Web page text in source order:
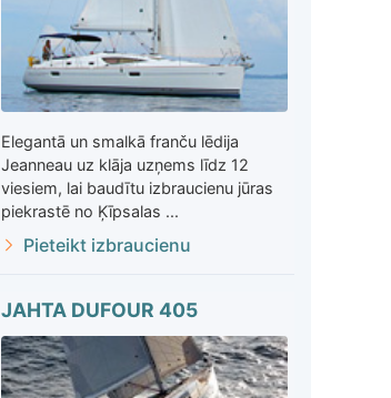
Elegantā un smalkā franču lēdija
Jeanneau uz klāja uzņems līdz 12
viesiem, lai baudītu izbraucienu jūras
piekrastē no Ķīpsalas ...
Pieteikt izbraucienu
JAHTA DUFOUR 405